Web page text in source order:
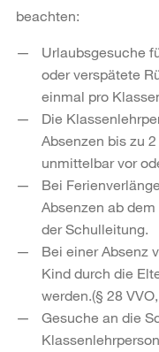
beachten:
Urlaubsgesuche
oder verspätete
einmal pro
Die
Absenzen bis zu
unmittelbar vor
Bei
Absenzen ab
der Schulleitung.
Bei einer Absenz
Kind durch die
werden.(§ 28
Gesuche an die